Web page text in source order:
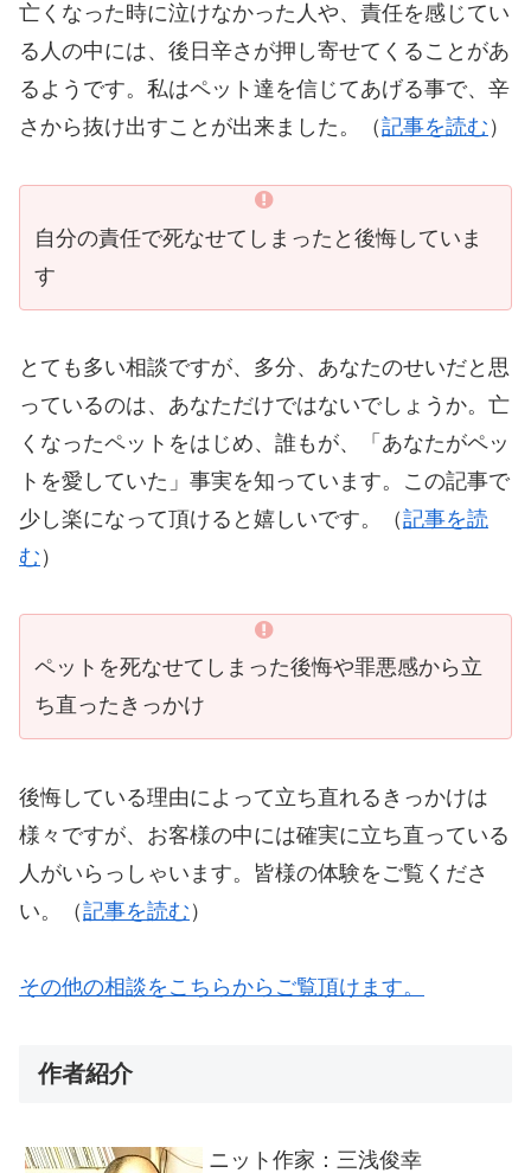
亡くなった時に泣けなかった人や、責任を感じてい
る人の中には、後日辛さが押し寄せてくることがあ
るようです。私はペット達を信じてあげる事で、辛
さから抜け出すことが出来ました。（記事を読む ）
自分の責任で死なせてしまったと後悔していま
す
とても多い相談ですが、多分、あなたのせいだと思
っているのは、あなただけではないでしょうか。亡
くなったペットをはじめ、誰もが、「あなたがペッ
トを愛していた」事実を知っています。この記事で
少し楽になって頂けると嬉しいです。（記事を読
む ）
ペットを死なせてしまった後悔や罪悪感から立
ち直ったきっかけ
後悔している理由によって立ち直れるきっかけは
様々ですが、お客様の中には確実に立ち直っている
人がいらっしゃいます。皆様の体験をご覧くださ
い。（記事を読む ）
その他の相談をこちらからご覧頂けます。
作者紹介
ニット作家：三浅俊幸